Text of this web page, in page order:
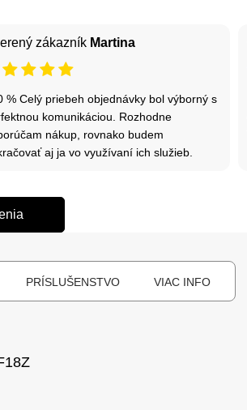
zákazník Martina
% Celý priebeh objednávky bol výborný s
komunikáciou. Rozhodne
nákup, rovnako budem
aj ja vo využívaní ich služieb.
PRÍSLUŠENSTVO VIAC INFO